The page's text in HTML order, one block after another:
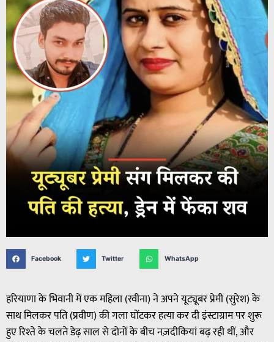
Facebook Twitter WhatsApp
हरियाणा के भिवानी में एक महिला (रवीना) ने अपने यूट्यूबर प्रेमी (सुरेश) के
साथ मिलकर पति (प्रवीण) की गला घोंटकर हत्या कर दी इंस्टाग्राम पर शुरू
हुए रिश्ते के चलते डेढ़ साल से दोनों के बीच नज़दीकियां बढ़ रही थीं, और